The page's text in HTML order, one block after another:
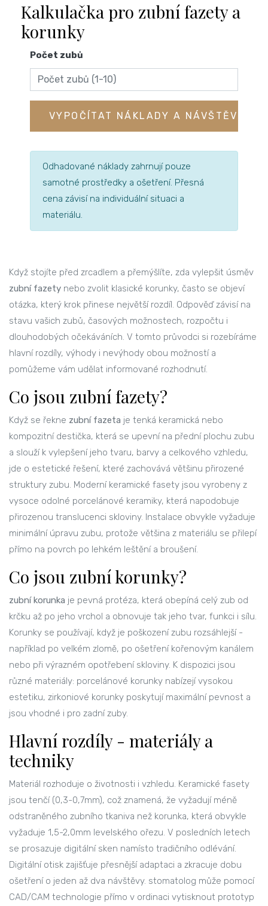
Kalkulačka pro zubní fazety a
korunky
Počet zubů
VYPOČÍTAT NÁKLADY A NÁVŠTĚVY
Odhadované náklady zahrnují pouze
samotné prostředky a ošetření. Přesná
cena závisí na individuální situaci a
materiálu.
Když stojíte před zrcadlem a přemýšlíte, zda vylepšit úsměv
zubní fazety nebo zvolit klasické korunky, často se objeví
otázka, který krok přinese největší rozdíl. Odpověď závisí na
stavu vašich zubů, časových možnostech, rozpočtu i
dlouhodobých očekáváních. V tomto průvodci si rozebíráme
hlavní rozdíly, výhody i nevýhody obou možností a
pomůžeme vám udělat informované rozhodnutí.
Co jsou zubní fazety?
Když se řekne zubní fazeta je tenká keramická nebo
kompozitní destička, která se upevní na přední plochu zubu
a slouží k vylepšení jeho tvaru, barvy a celkového vzhledu,
jde o estetické řešení, které zachovává většinu přirozené
struktury zubu. Moderní keramické fasety jsou vyrobeny z
vysoce odolné porcelánové keramiky, která napodobuje
přirozenou translucenci skloviny. Instalace obvykle vyžaduje
minimální úpravu zubu, protože většina z materiálu se přilepí
přímo na povrch po lehkém leštění a broušení.
Co jsou zubní korunky?
zubní korunka je pevná protéza, která obepíná celý zub od
krčku až po jeho vrchol a obnovuje tak jeho tvar, funkci i sílu.
Korunky se používají, když je poškození zubu rozsáhlejší -
například po velkém zlomě, po ošetření kořenovým kanálem
nebo při výrazném opotřebení skloviny. K dispozici jsou
různé materiály: porcelánové korunky nabízejí vysokou
estetiku, zirkoniové korunky poskytují maximální pevnost a
jsou vhodné i pro zadní zuby.
Hlavní rozdíly - materiály a
techniky
Materiál rozhoduje o životnosti i vzhledu. Keramické fasety
jsou tenčí (0,3-0,7mm), což znamená, že vyžadují méně
odstraněného zubního tkaniva než korunka, která obvykle
vyžaduje 1,5-2,0mm levelského ořezu. V posledních letech
se prosazuje digitální sken namísto tradičního odlévání.
Digitální otisk zajišťuje přesnější adaptaci a zkracuje dobu
ošetření o jeden až dva návštěvy. stomatolog může pomocí
CAD/CAM technologie přímo v ordinaci vytisknout prototyp